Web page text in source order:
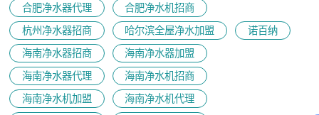
合肥净水器代理
合肥净水机招商
杭州净水器招商
哈尔滨全屋净水加盟
诺百纳
海南净水器招商
海南净水器加盟
海南净水器代理
海南净水机招商
海南净水机加盟
海南净水机代理